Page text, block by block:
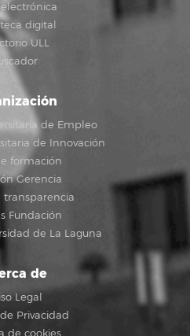
digital
ULL
de Empleo
de Innovación
formación
Gerencia
transparencia
Fundación
de La Laguna
de
Legal
Privacidad